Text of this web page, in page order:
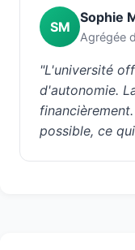
SM
Sophie
Agrégée
"L'université
d'autonomie.
possible, ce